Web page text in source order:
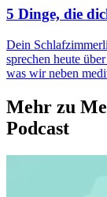
5 Dinge, die
Dein
spre­chen heute
was wir neben
Mehr zu
Podcast